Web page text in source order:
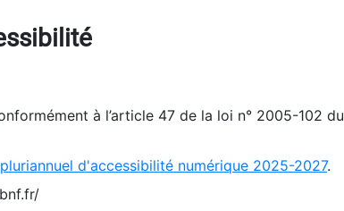
à l’article 47 de la loi n° 2005-102 du
d'accessibilité numérique 2025-2027.